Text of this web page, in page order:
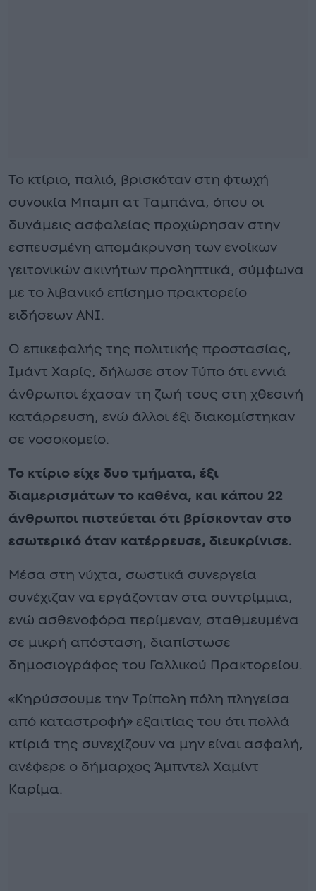
Το κτίριο, παλιό, βρισκόταν στη φτωχή
συνοικία Μπαμπ ατ Ταμπάνα, όπου οι
δυνάμεις ασφαλείας προχώρησαν στην
εσπευσμένη απομάκρυνση των ενοίκων
γειτονικών ακινήτων προληπτικά, σύμφωνα
με το λιβανικό επίσημο πρακτορείο
ειδήσεων ANI.
Ο επικεφαλής της πολιτικής προστασίας,
Ιμάντ Χαρίς, δήλωσε στον Τύπο ότι εννιά
άνθρωποι έχασαν τη ζωή τους στη χθεσινή
κατάρρευση, ενώ άλλοι έξι διακομίστηκαν
σε νοσοκομείο.
Το κτίριο είχε δυο τμήματα, έξι
διαμερισμάτων το καθένα, και κάπου 22
άνθρωποι πιστεύεται ότι βρίσκονταν στο
εσωτερικό όταν κατέρρευσε, διευκρίνισε.
Μέσα στη νύχτα, σωστικά συνεργεία
συνέχιζαν να εργάζονταν στα συντρίμμια,
ενώ ασθενοφόρα περίμεναν, σταθμευμένα
σε μικρή απόσταση, διαπίστωσε
δημοσιογράφος του Γαλλικού Πρακτορείου.
«Κηρύσσουμε την Τρίπολη πόλη πληγείσα
από καταστροφή» εξαιτίας του ότι πολλά
κτίριά της συνεχίζουν να μην είναι ασφαλή,
ανέφερε ο δήμαρχος Άμπντελ Χαμίντ
Καρίμα.